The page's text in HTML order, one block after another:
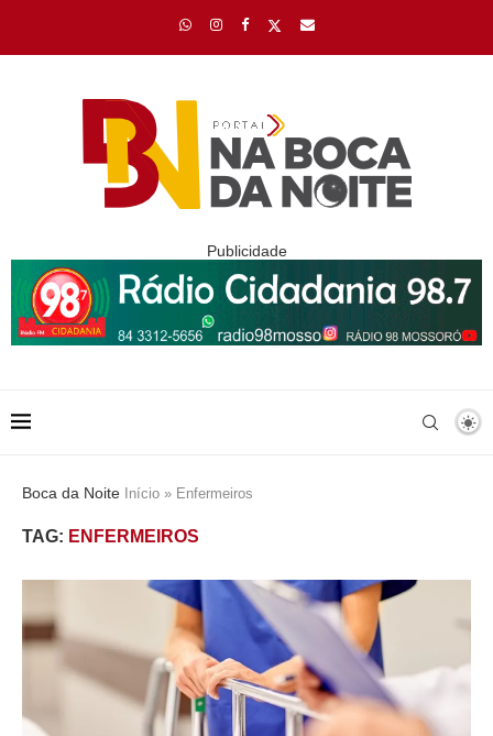
Publicidade
Boca da Noite Início » Enfermeiros
TAG: ENFERMEIROS